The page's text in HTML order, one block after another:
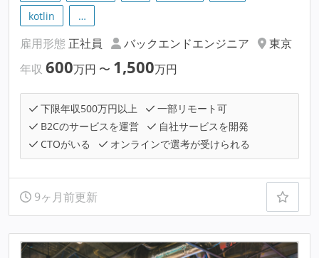
kotlin
…
雇用形態 正社員 バックエンドエンジニア
東京
年収 600万円 〜 1,500万円
下限年収500万円以上
一部リモート可
B2Cのサービスを運営
自社サービスを開発
CTOがいる
オンラインで選考が受けられる
9ヶ月前更新